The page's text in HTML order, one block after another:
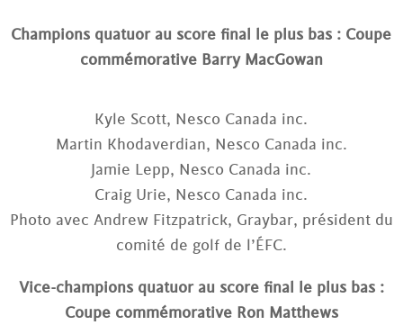
Champions quatuor au score final le plus bas : Coupe
commémorative Barry MacGowan
Kyle Scott, Nesco Canada inc.
Martin Khodaverdian, Nesco Canada inc.
Jamie Lepp, Nesco Canada inc.
Craig Urie, Nesco Canada inc.
Photo avec Andrew Fitzpatrick, Graybar, président du
comité de golf de l’ÉFC.
Vice-champions quatuor au score final le plus bas :
Coupe commémorative Ron Matthews